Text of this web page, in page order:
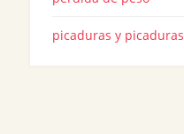
picaduras y picaduras